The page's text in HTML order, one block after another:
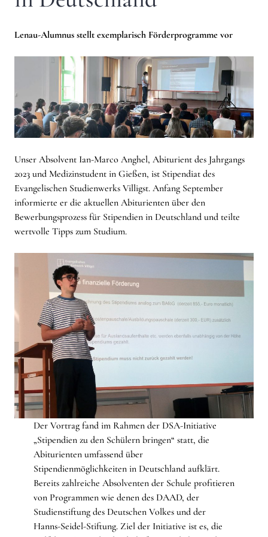
Lenau-Alumnus stellt exemplarisch Förderprogramme vor
Unser Absolvent Ian-Marco Anghel, Abiturient des Jahrgangs
2023 und Medizinstudent in Gießen, ist Stipendiat des
Evangelischen Studienwerks Villigst. Anfang September
informierte er die aktuellen Abiturienten über den
Bewerbungsprozess für Stipendien in Deutschland und teilte
wertvolle Tipps zum Studium.
Der Vortrag fand im Rahmen der DSA-Initiative
„Stipendien zu den Schülern bringen“ statt, die
Abiturienten umfassend über
Stipendienmöglichkeiten in Deutschland aufklärt.
Bereits zahlreiche Absolventen der Schule profitieren
von Programmen wie denen des DAAD, der
Studienstiftung des Deutschen Volkes und der
Hanns-Seidel-Stiftung. Ziel der Initiative ist es, die